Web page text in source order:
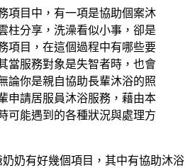
項目中，有一項是協助個案沐
柱分享，洗澡看似小事，卻是
項目，在這個過程中有哪些要
當服務對象是失智者時，也會
論你是親自協助長輩沐浴的照
申請居服員沐浴服務，藉由本
可能遇到的各種狀況與處理方
奶有好幾個項目，其中有協助沐浴